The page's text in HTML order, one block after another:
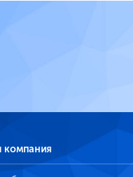
компания